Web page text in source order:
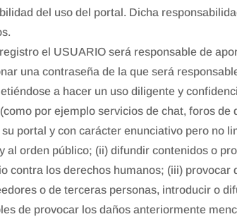
del uso del portal. Dicha
el USUARIO será responsable de
una contraseña de la que será
a hacer un uso diligente y
por ejemplo servicios de chat, foros
portal y con carácter enunciativo pero no
al orden público; (ii) difundir contenidos o
contra los derechos humanos; (iii)
o de terceras personas, introducir o
de provocar los daños anteriormente